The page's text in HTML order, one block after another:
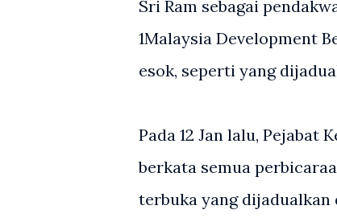
Sri Ram sebagai
1Malaysia Development
esok, seperti yang
Pada 12 Jan lalu, Pejabat
berkata semua
terbuka yang dijadualkan